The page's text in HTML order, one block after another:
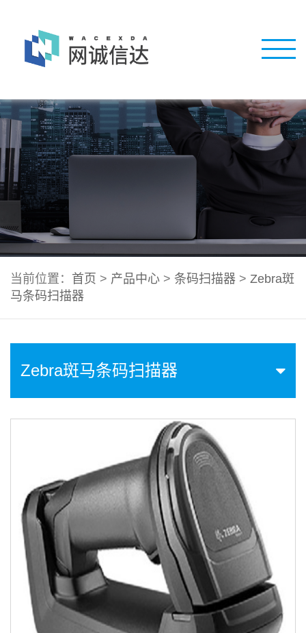
当前位置： 首页 > 产品中心 > 条码扫描器 > Zebra斑
马条码扫描器
Zebra斑马条码扫描器